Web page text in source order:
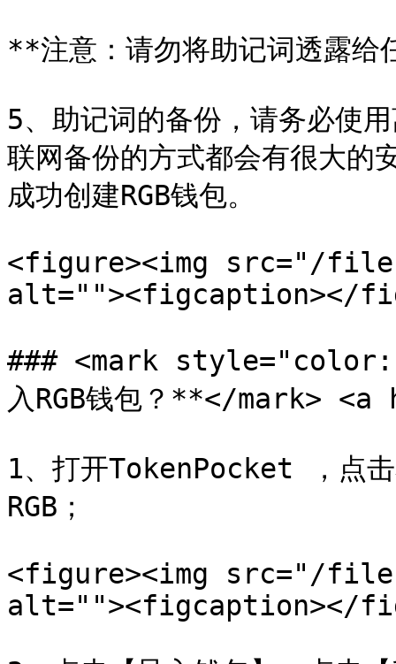
**注意：请勿将助记词透露给
5、助记词的备份，请务必使
联网备份的方式都会有很大的
成功创建RGB钱包。
<figure><img src="/files/
alt=""><figcaption></
### <mark
入RGB钱包？**</mark>
1、打开TokenPocket ，点击
RGB；
<figure><img src="/files/
alt=""><figcaption></